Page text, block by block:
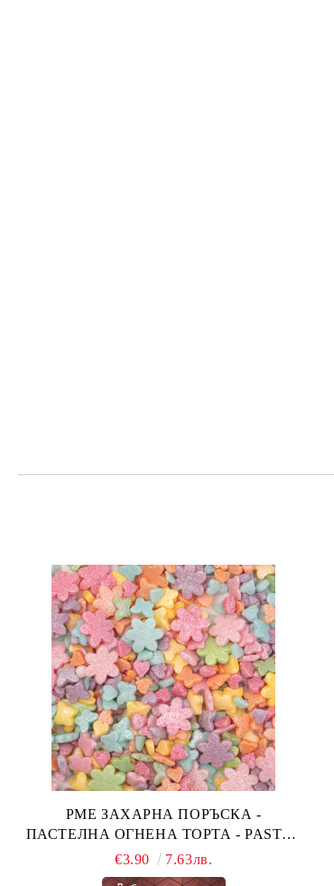
PME ЗАХАРНА ПОРЪСКА -
ПАСТЕЛНА ОГНЕНА ТОРТА - PASTEL
FAIRY CAKES 66 гр.
€3.90 7.63лв.